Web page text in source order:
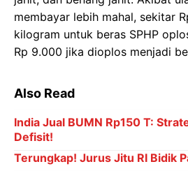
membayar lebih mahal, sekitar
kilogram untuk beras SPHP
Rp 9.000 jika dioplos menjadi
Also Read
India Jual BUMN Rp150 T:
Defisit!
Terungkap! Jurus Jitu RI Bidik